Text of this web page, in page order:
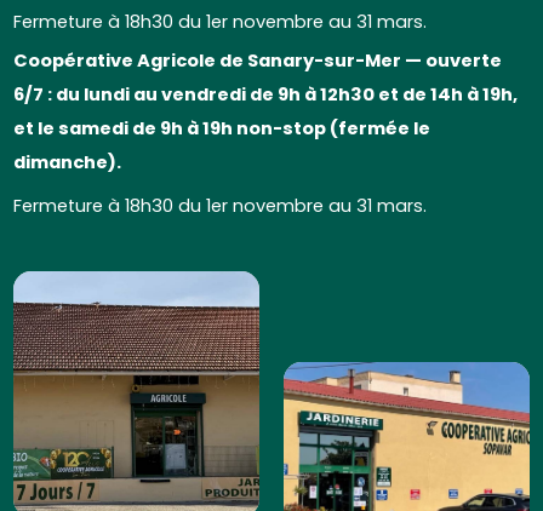
Fermeture à 18h30 du 1er novembre au 31 mars.
Coopérative Agricole de Sanary-sur-Mer — ouverte
6/7 : du lundi au vendredi de 9h à 12h30 et de 14h à 19h,
et le samedi de 9h à 19h non-stop (fermée le
dimanche).
Fermeture à 18h30 du 1er novembre au 31 mars.